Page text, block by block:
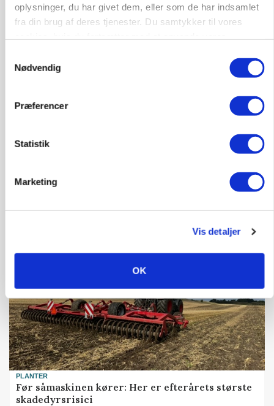
oplysninger, du har givet dem, eller som de har indsamlet
fra din brug af deres tjenester. Du samtykker til vores
Nødvendig
Præferencer
Statistik
Marketing
Vis detaljer
OK
Annonce
Loading...
PLANTER
Før såmaskinen kører: Her er efterårets største
skadedyrsrisici